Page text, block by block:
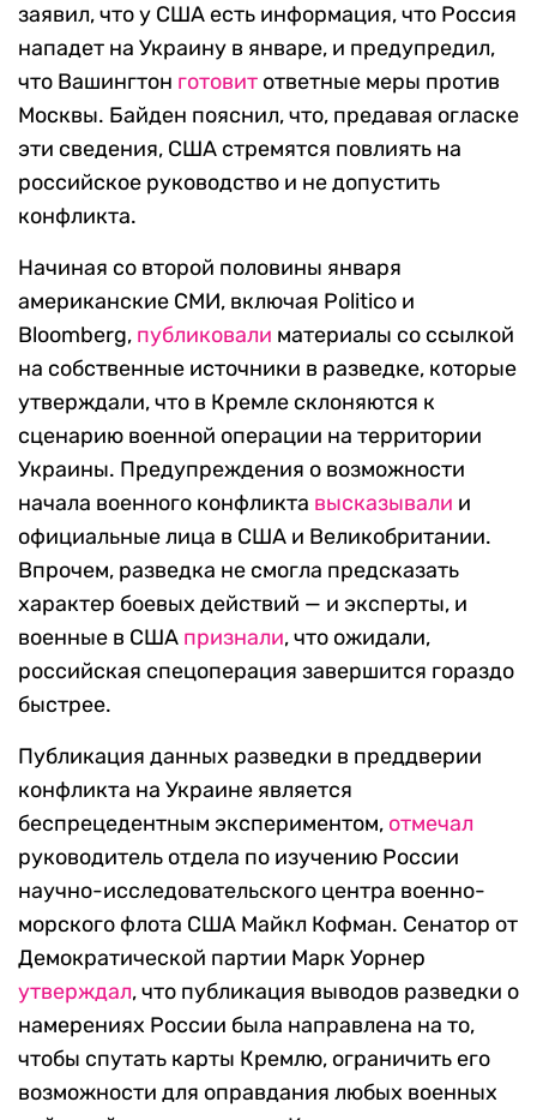
заявил, что у США есть информация, что Россия
нападет на Украину в январе, и предупредил,
что Вашингтон готовит ответные меры против
Москвы. Байден пояснил, что, предавая огласке
эти сведения, США стремятся повлиять на
российское руководство и не допустить
конфликта.
Начиная со второй половины января
американские СМИ, включая Politico и
Bloomberg, публиковали материалы со ссылкой
на собственные источники в разведке, которые
утверждали, что в Кремле склоняются к
сценарию военной операции на территории
Украины. Предупреждения о возможности
начала военного конфликта высказывали и
официальные лица в США и Великобритании.
Впрочем, разведка не смогла предсказать
характер боевых действий — и эксперты, и
военные в США признали, что ожидали,
российская спецоперация завершится гораздо
быстрее.
Публикация данных разведки в преддверии
конфликта на Украине является
беспрецедентным экспериментом, отмечал
руководитель отдела по изучению России
научно-исследовательского центра военно-
морского флота США Майкл Кофман. Сенатор от
Демократической партии Марк Уорнер
утверждал, что публикация выводов разведки о
намерениях России была направлена на то,
чтобы спутать карты Кремлю, ограничить его
возможности для оправдания любых военных